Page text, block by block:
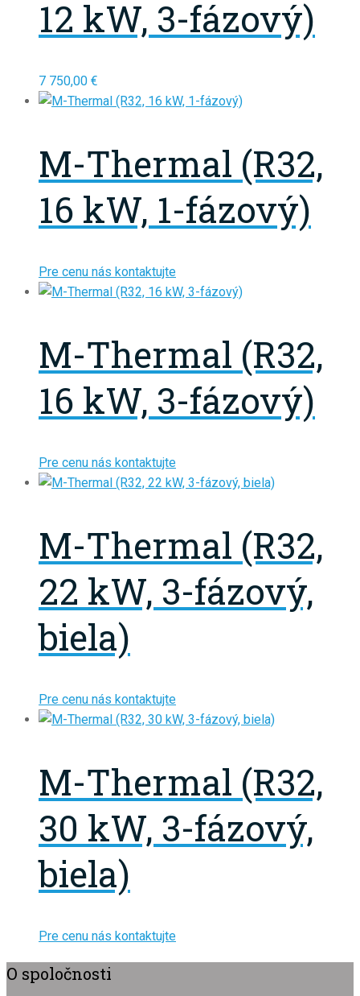
12 kW, 3-fázový)
7 750,00 €
M-Thermal (R32,
16 kW, 1-fázový)
Pre cenu nás kontaktujte
M-Thermal (R32,
16 kW, 3-fázový)
Pre cenu nás kontaktujte
M-Thermal (R32,
22 kW, 3-fázový,
biela)
Pre cenu nás kontaktujte
M-Thermal (R32,
30 kW, 3-fázový,
biela)
Pre cenu nás kontaktujte
O spoločnosti